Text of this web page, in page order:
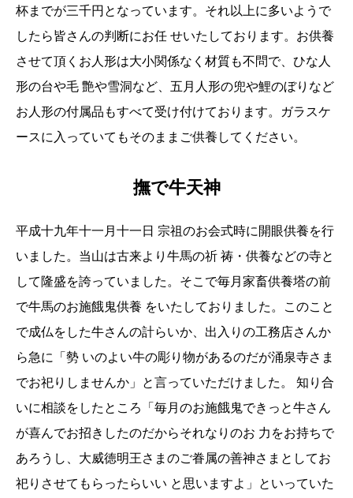
杯までが三千円となっています。それ以上に多いようで
したら皆さんの判断にお任 せいたしております。お供養
させて頂くお人形は大小関係なく材質も不問で、ひな人
形の台や毛 艶や雪洞など、五月人形の兜や鯉のぼりなど
お人形の付属品もすべて受け付けております。ガラスケ
ースに入っていてもそのままご供養してください。
撫で牛天神
平成十九年十一月十一日 宗祖のお会式時に開眼供養を行
いました。当山は古来より牛馬の祈 祷・供養などの寺と
して隆盛を誇っていました。そこで毎月家畜供養塔の前
で牛馬のお施餓鬼供養 をいたしておりました。このこと
で成仏をした牛さんの計らいか、出入りの工務店さんか
ら急に「勢 いのよい牛の彫り物があるのだが涌泉寺さま
でお祀りしませんか」と言っていただけました。 知り合
いに相談をしたところ「毎月のお施餓鬼できっと牛さん
が喜んでお招きしたのだからそれなりのお 力をお持ちで
あろうし、大威徳明王さまのご眷属の善神さまとしてお
祀りさせてもらったらいい と思いますよ」といっていた